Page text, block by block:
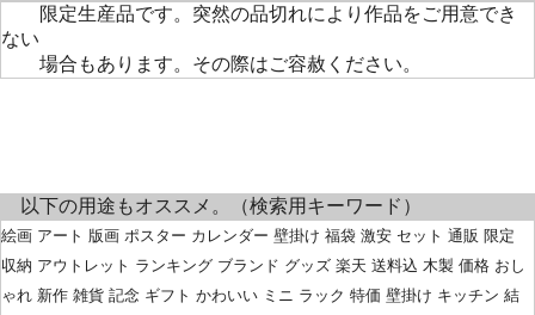
限定生産品です。突然の品切れにより作品をご用意でき
ない
場合もあります。その際はご容赦ください。
以下の用途もオススメ。（検索用キーワード）
絵画 アート 版画 ポスター カレンダー 壁掛け 福袋 激安 セット 通販 限定
収納 アウトレット ランキング ブランド グッズ 楽天 送料込 木製 価格 おし
ゃれ 新作 雑貨 記念 ギフト かわいい ミニ ラック 特価 壁掛け キッチン 結